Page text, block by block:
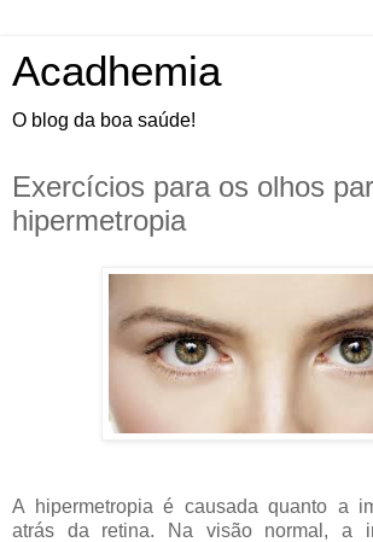
Acadhemia
O blog da boa saúde!
Exercícios para os olhos
hipermetropia
A hipermetropia é causada quanto a
atrás da retina. Na visão normal, a